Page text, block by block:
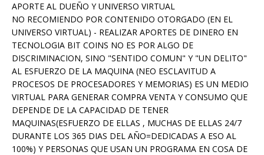
APORTE AL DUEÑO Y UNIVERSO VIRTUAL
NO RECOMIENDO POR CONTENIDO OTORGADO (EN EL
UNIVERSO VIRTUAL) - REALIZAR APORTES DE DINERO EN
TECNOLOGIA BIT COINS NO ES POR ALGO DE
DISCRIMINACION, SINO "SENTIDO COMUN" Y "UN DELITO"
AL ESFUERZO DE LA MAQUINA (NEO ESCLAVITUD A
PROCESOS DE PROCESADORES Y MEMORIAS) ES UN MEDIO
VIRTUAL PARA GENERAR COMPRA VENTA Y CONSUMO QUE
DEPENDE DE LA CAPACIDAD DE TENER
MAQUINAS(ESFUERZO DE ELLAS , MUCHAS DE ELLAS 24/7
DURANTE LOS 365 DIAS DEL AÑO=DEDICADAS A ESO AL
100%) Y PERSONAS QUE USAN UN PROGRAMA EN COSA DE